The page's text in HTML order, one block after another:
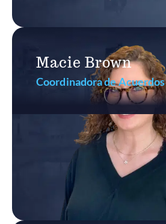
Macie Brown
Coordinadora de Acuerdos